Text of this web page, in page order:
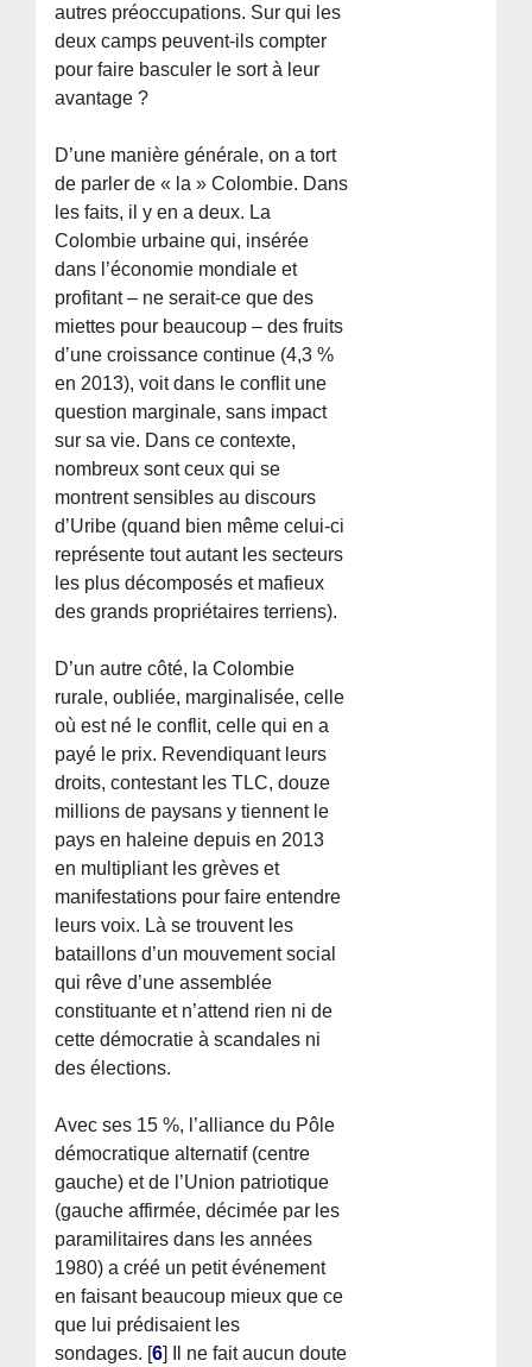
autres préoccupations. Sur qui les
deux camps peuvent-ils compter
pour faire basculer le sort à leur
avantage ?
D’une manière générale, on a tort
de parler de « la » Colombie. Dans
les faits, il y en a deux. La
Colombie urbaine qui, insérée
dans l’économie mondiale et
profitant – ne serait-ce que des
miettes pour beaucoup – des fruits
d’une croissance continue (4,3 %
en 2013), voit dans le conflit une
question marginale, sans impact
sur sa vie. Dans ce contexte,
nombreux sont ceux qui se
montrent sensibles au discours
d’Uribe (quand bien même celui-ci
représente tout autant les secteurs
les plus décomposés et mafieux
des grands propriétaires terriens).
D’un autre côté, la Colombie
rurale, oubliée, marginalisée, celle
où est né le conflit, celle qui en a
payé le prix. Revendiquant leurs
droits, contestant les TLC, douze
millions de paysans y tiennent le
pays en haleine depuis en 2013
en multipliant les grèves et
manifestations pour faire entendre
leurs voix. Là se trouvent les
bataillons d’un mouvement social
qui rêve d’une assemblée
constituante et n’attend rien ni de
cette démocratie à scandales ni
des élections.
Avec ses 15 %, l’alliance du Pôle
démocratique alternatif (centre
gauche) et de l’Union patriotique
(gauche affirmée, décimée par les
paramilitaires dans les années
1980) a créé un petit événement
en faisant beaucoup mieux que ce
que lui prédisaient les
sondages. [6] Il ne fait aucun doute